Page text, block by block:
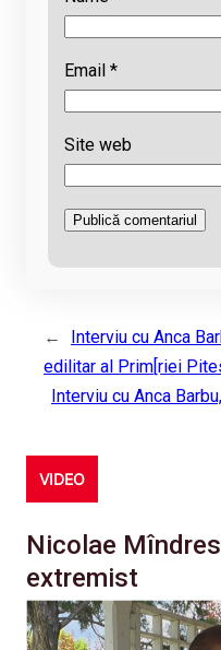
Email *
Site web
←
Interviu cu Anca
edilitar al Prim[riei
Interviu cu Anca
VIDEO
Nicolae
extremist